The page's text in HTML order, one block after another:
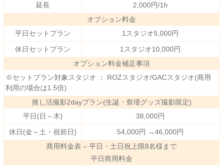
延長
2,000円/1h
オプション料金
平日セットプラン
1スタジオ5,000円
休日セットプラン
1スタジオ10,000円
オプション料金補足事項
※セットプラン対象スタジオ ： ROZスタジオ/GACスタジオ(商用
利用の場合は1.5倍)
推し活撮影2dayプラン(生誕・祭壇グッズ撮影限定)
平日(日～木)
38,000円
休日(金～土・祝前日)
54,000円 →46,000円
商用料金表 – 平日・土日祝上限8名様まで
平日商用料金